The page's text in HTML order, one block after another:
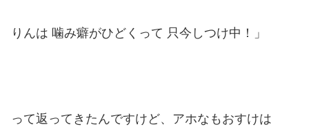
りんは 噛み癖がひどくって 只今しつけ中！」
って返ってきたんですけど、アホなもおすけは